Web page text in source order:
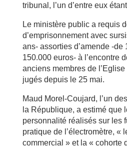
tribunal, l’un d’entre eux
Le ministère public a requis
d’emprisonnement avec
ans- assorties d’amende -de
150.000 euros- à l’encontre
anciens membres de
jugés depuis le 25 mai.
Maud Morel-Coujard, l’un
la République, a estimé que
personnalité réalisés sur les
pratique de l’électromètre, «
commercial » et la « cohorte